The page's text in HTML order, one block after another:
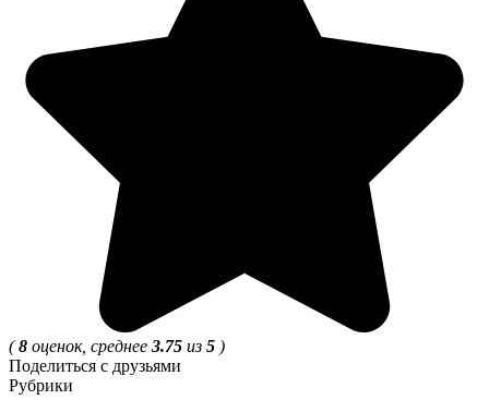
(8 оценок, среднее 3.75 из 5 )
Поделиться с друзьями
Рубрики